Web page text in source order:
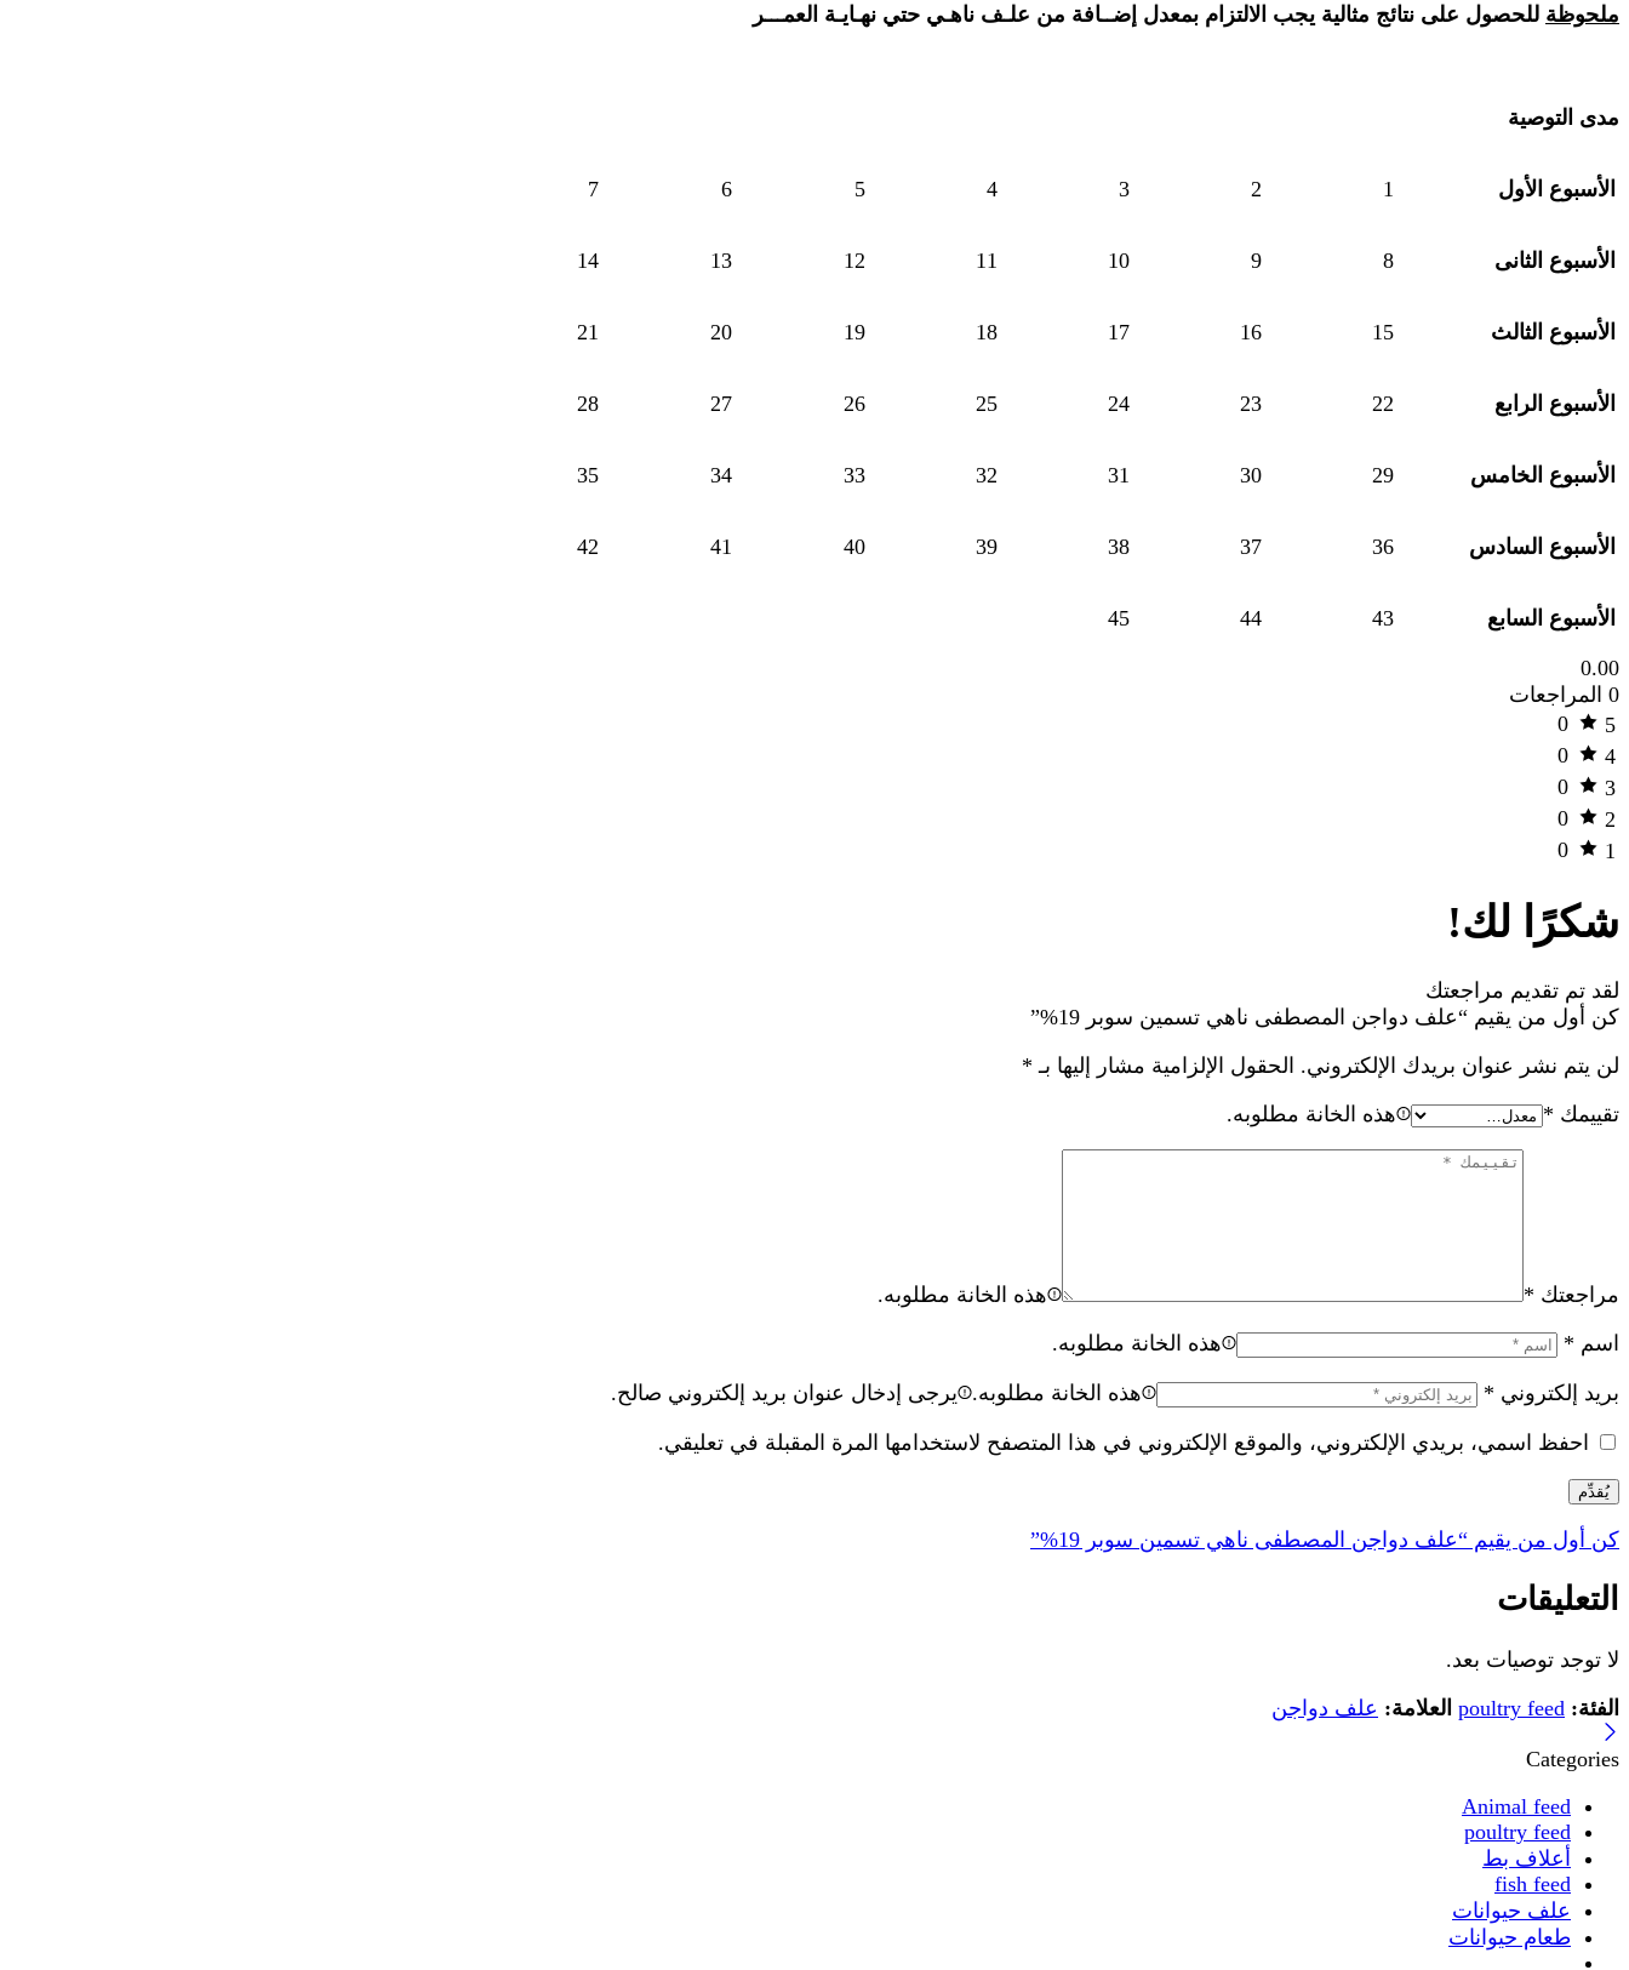
ملحوظة للحصول على نتائج مثالية يجب الالتزام بمعدل إضــافة من علـف ناهـي حتي نهـايـة العمـــر
مدى التوصية
الأسبوع الأول 1
2
3
4
5
6
7
الأسبوع الثانى 8
9
10
11
12
13
14
الأسبوع الثالث 15
16
17
18
19
20
21
الأسبوع الرابع 22
23
24
25
26
27
28
الأسبوع الخامس 29
30
31
32
33
34
35
الأسبوع السادس 36
37
38
39
40
41
42
الأسبوع السابع 43
44
45
0.00
0 المراجعات
5
0
4
0
3
0
2
0
1
0
شكرًا لك!
لقد تم تقديم مراجعتك
كن أول من يقيم “علف دواجن المصطفى ناهي تسمين سوبر 19%”
لن يتم نشر عنوان بريدك الإلكتروني. الحقول الإلزامية مشار إليها بـ *
تقييمك * هذه الخانة مطلوبه.
مراجعتك *
هذه الخانة مطلوبه.
اسم * هذه الخانة مطلوبه.
بريد إلكتروني * هذه الخانة مطلوبه. يرجى إدخال عنوان بريد إلكتروني صالح.
احفظ اسمي، بريدي الإلكتروني، والموقع الإلكتروني في هذا المتصفح لاستخدامها المرة المقبلة في تعليقي.
كن أول من يقيم “علف دواجن المصطفى ناهي تسمين سوبر 19%”
التعليقات
لا توجد توصيات بعد.
الفئة: poultry feed العلامة: علف دواجن
Categories
Animal feed
poultry feed
أعلاف بط
fish feed
علف حيوانات
طعام حيوانات